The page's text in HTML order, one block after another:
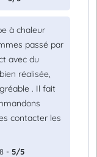
à chaleur
passé par
avec du
réalisée,
. Il fait
contacter les
- 5/5